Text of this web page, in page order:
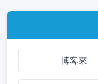
博客來